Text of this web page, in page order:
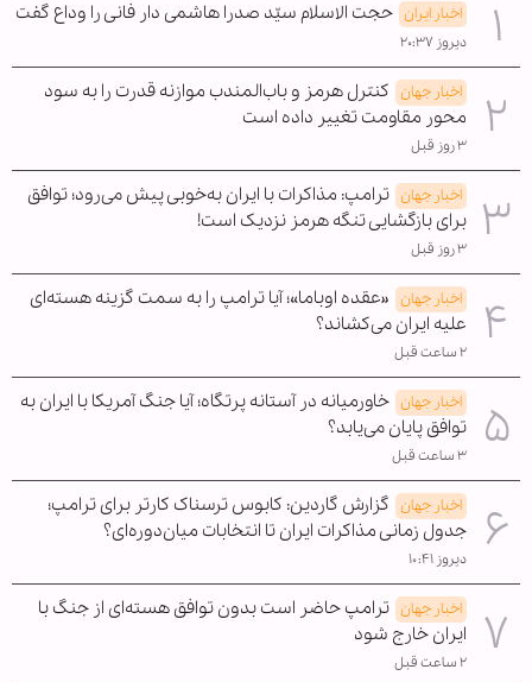
اخبار ایران حجت الاسلام سیّد صدرا هاشمی دار فانی را وداع گفت
دیروز ۲۰:۳۷
اخبار جهان کنترل هرمز و باب‌المندب موازنه قدرت را به سود
محور مقاومت تغییر داده است
۳ روز قبل
اخبار جهان ترامپ: مذاکرات با ایران به‌خوبی پیش می‌رود؛ توافق
برای بازگشایی تنگه هرمز نزدیک است!
۳ روز قبل
اخبار جهان «عقده اوباما»؛ آیا ترامپ را به سمت گزینه هسته‌ای
علیه ایران می‌کشاند؟
۲ ساعت قبل
اخبار جهان خاورمیانه در آستانه پرتگاه؛ آیا جنگ آمریکا با ایران به
توافق پایان می‌یابد؟
۳ ساعت قبل
اخبار جهان گزارش گاردین: کابوس ترسناک کارتر برای ترامپ؛
جدول زمانی مذاکرات ایران تا انتخابات میان‌دوره‌ای؟
دیروز ۱۰:۴۱
اخبار جهان ترامپ حاضر است بدون توافق هسته‌ای از جنگ با
ایران خارج شود
۲ ساعت قبل